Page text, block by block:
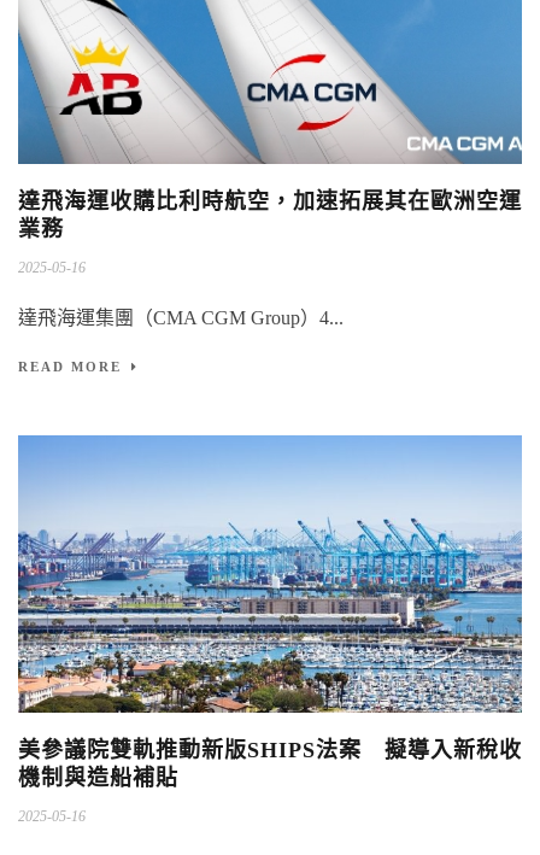
達飛海運收購比利時航空，加速拓展其在歐洲空運
業務
2025-05-16
達飛海運集團（CMA CGM Group）4...
READ MORE
美參議院雙軌推動新版SHIPS法案 擬導入新稅收
機制與造船補貼
2025-05-16